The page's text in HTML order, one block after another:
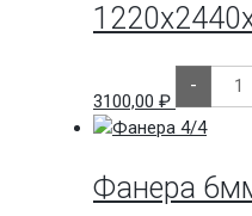
3100,00 ₽
-
Фанера